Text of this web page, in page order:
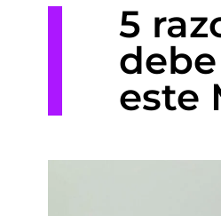
5
este